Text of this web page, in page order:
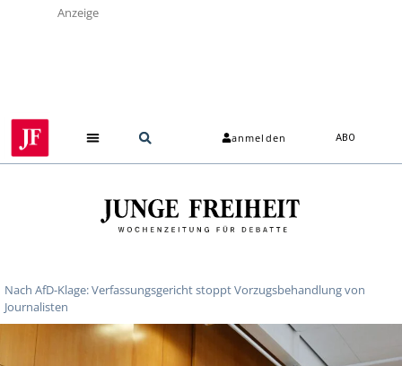
Anzeige
anmelden ABO
Nach AfD-Klage: Verfassungsgericht stoppt Vorzugsbehandlung von
Journalisten